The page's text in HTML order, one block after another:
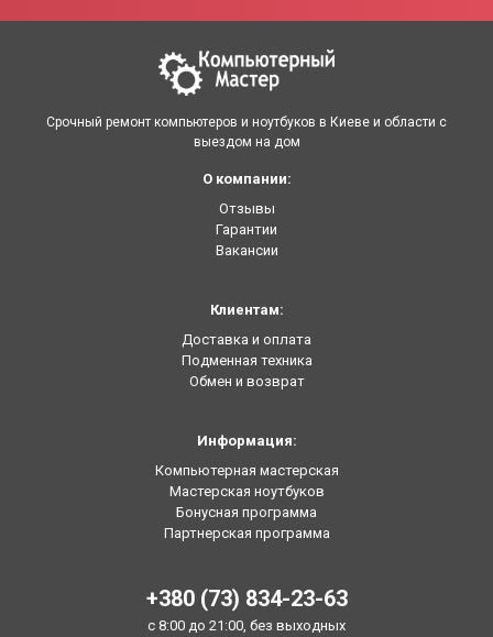
Срочный ремонт компьютеров и ноутбуков в Киеве и области с
выездом на дом
О компании:
Отзывы
Гарантии
Вакансии
Клиентам:
Доставка и оплата
Подменная техника
Обмен и возврат
Информация:
Компьютерная мастерская
Мастерская ноутбуков
Бонусная программа
Партнерская программа
+380 (73) 834-23-63
с 8:00 до 21:00, без выходных